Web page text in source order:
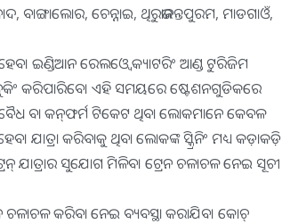
ବାଙ୍ଗାଲୋର, ଚେନ୍ନାଇ, ଥିରୁଭାନନ୍ତପୁରମ, ମାଡଗାଓଁ,
ଇଣ୍ଡିଆନ ରେଲଓ୍ବେ କ୍ୟାଟରିଂ ଆଣ୍ଡ ଟୁରିଜିମ
କରିପାରିବେ। ଏହି ସମୟରେ ଷ୍ଟେଶନଗୁଡିକରେ
ବୈଧ ବା କନ୍‌ଫର୍ମ ଟିକେଟ ଥିବା ଲୋକମାନେ କେବଳ
ଯାତ୍ରା କରିବାକୁ ଥିବା ଲୋକଙ୍କ ସ୍କ୍ରିନିଂ ମଧ୍ୟ କଡ଼ାକଡ଼ି
ଯାତ୍ରାର ସୁଯୋଗ ମିଳିବ। ଟ୍ରେନ ଚଳାଚଳ ନେଇ ସୂଚୀ
ଚଳାଚଳ କରିବା ନେଇ ବ୍ୟବସ୍ଥା କରାଯିବ। କୋଚ୍‌